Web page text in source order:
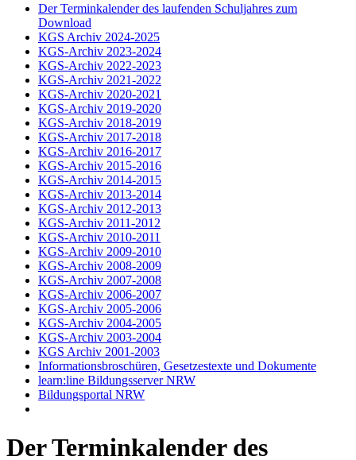
Der Terminkalender des laufenden Schuljahres zum
Download
KGS Archiv 2024-2025
KGS-Archiv 2023-2024
KGS-Archiv 2022-2023
KGS-Archiv 2021-2022
KGS-Archiv 2020-2021
KGS-Archiv 2019-2020
KGS-Archiv 2018-2019
KGS-Archiv 2017-2018
KGS-Archiv 2016-2017
KGS-Archiv 2015-2016
KGS-Archiv 2014-2015
KGS-Archiv 2013-2014
KGS-Archiv 2012-2013
KGS-Archiv 2011-2012
KGS-Archiv 2010-2011
KGS-Archiv 2009-2010
KGS-Archiv 2008-2009
KGS-Archiv 2007-2008
KGS-Archiv 2006-2007
KGS-Archiv 2005-2006
KGS-Archiv 2004-2005
KGS-Archiv 2003-2004
KGS Archiv 2001-2003
Informationsbroschüren, Gesetzestexte und Dokumente
learn:line Bildungsserver NRW
Bildungsportal NRW
Der Terminkalender des